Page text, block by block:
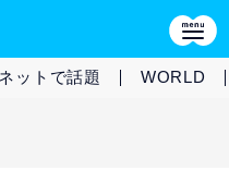
ネットで話題 WORLD